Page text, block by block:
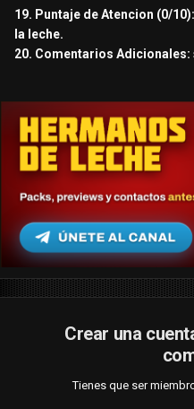
19. Puntaje de Atencion (0/
la leche.
20. Comentarios Adicionales:
Crear una
Tienes que ser